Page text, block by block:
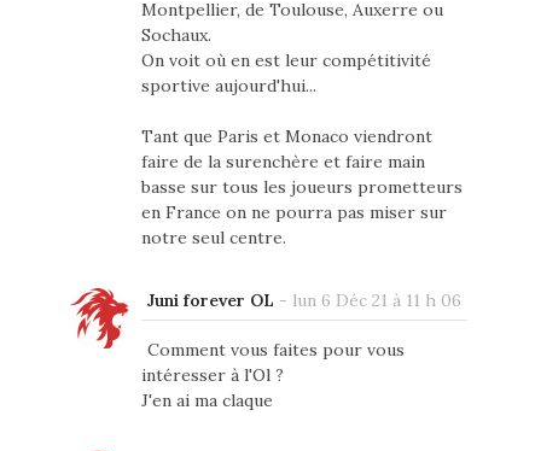
Montpellier, de Toulouse, Auxerre ou
Sochaux.
On voit où en est leur compétitivité
sportive aujourd'hui...
Tant que Paris et Monaco viendront
faire de la surenchère et faire main
basse sur tous les joueurs prometteurs
en France on ne pourra pas miser sur
notre seul centre.
Juni forever OL - lun 6 Déc 21 à 11 h 06
Comment vous faites pour vous
intéresser à l'Ol ?
J'en ai ma claque